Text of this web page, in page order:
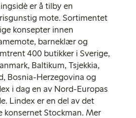
er å tilby en
mote. Sortimentet
konsepter innen
barneklær og
400 butikker i Sverige,
Baltikum, Tsjekkia,
Bosnia-Herzegovina og
i dag en av Nord-Europas
Lindex er en del av det
konsernet Stockman. Mer